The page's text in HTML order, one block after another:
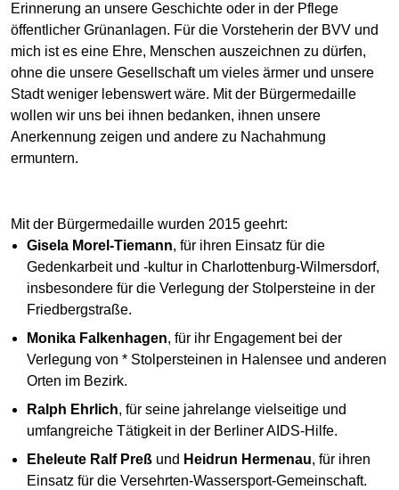
Erinnerung an unsere Geschichte oder in der Pflege
öffentlicher Grünanlagen. Für die Vorsteherin der BVV und
mich ist es eine Ehre, Menschen auszeichnen zu dürfen,
ohne die unsere Gesellschaft um vieles ärmer und unsere
Stadt weniger lebenswert wäre. Mit der Bürgermedaille
wollen wir uns bei ihnen bedanken, ihnen unsere
Anerkennung zeigen und andere zu Nachahmung
ermuntern.
Mit der Bürgermedaille wurden 2015 geehrt:
Gisela Morel-Tiemann, für ihren Einsatz für die
Gedenkarbeit und -kultur in Charlottenburg-Wilmersdorf,
insbesondere für die Verlegung der Stolpersteine in der
Friedbergstraße.
Monika Falkenhagen, für ihr Engagement bei der
Verlegung von * Stolpersteinen in Halensee und anderen
Orten im Bezirk.
Ralph Ehrlich, für seine jahrelange vielseitige und
umfangreiche Tätigkeit in der Berliner AIDS-Hilfe.
Eheleute Ralf Preßund Heidrun Hermenau, für ihren
Einsatz für die Versehrten-Wassersport-Gemeinschaft.